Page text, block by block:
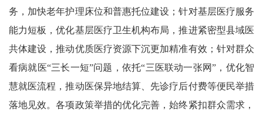
务，加快老年护理床位和普惠托位建设；针对基层医疗服务
能力短板，优化基层医疗卫生机构布局，推进紧密型县域医
共体建设，推动优质医疗资源下沉更加精准有效；针对群众
看病就医“三长一短”问题，依托“三医联动一张网”，优化智
慧就医流程，推动医保异地结算、先诊疗后付费等便民举措
落地见效。各项政策举措的优化完善，始终紧扣群众需求，